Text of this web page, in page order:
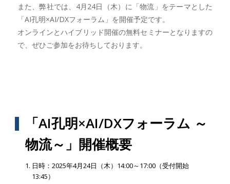
また、弊社では、4月24日（木）に「物流」をテーマとした
「AI孔明×AI/DXフォーラム」を開催予定です。
オンラインとハイブリッド開催の無料セミナーとなりますの
で、ぜひご参加をお待ちしております。
「AI孔明×AI/DXフォーラム ～
物流～」開催概要
日時：2025年4月24日（木）14:00～17:00（受付開始
13:45）